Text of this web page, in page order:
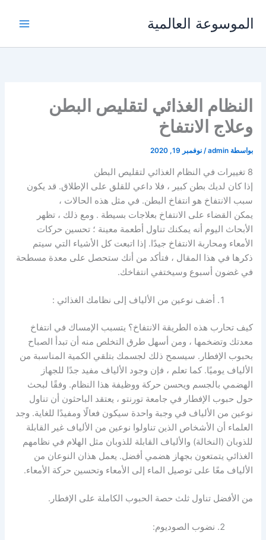
الموسوعة العالمية
النظام الغذائي لتقليص البطن
وعلاج الانتفاخ
بواسطة admin
/نوفمبر 19, 2020
8 تغييرات في النظام الغذائي لتقليص البطن
إذا كان لديك بطن كبير ، فلا داعي للقلق على الإطلاق. قد يكون
سبب الانتفاخ هو انتفاخ البطن. في مثل هذه الحالات ،
يمكن القضاء على الانتفاخ بعلاجات بسيطة . ومع ذلك ، تظهر
الأبحاث اليوم أنه يمكنك تناول أطعمة معينة ؛ تحسين حركات
الأمعاء ومحاربة الانتفاخ جيدًا. إذا اتبعت كل الأشياء التي سيتم
ذكرها في هذا المقال ، فتأكد من أنك ستحصل على معدة مسطحة
في غضون أسبوع وسيختفي انتفاخك.
أضف نوعين من الألياف إلى نظامك الغذائي :
كيف تحارب هذه الطريقة الانتفاخ؟ يتسبب الإمساك في انتفاخ
معدتك وتضخمها ، ومن أسهل طرق التخلص منه أن تبدأ الصباح
بحبوب الإفطار. سيسمح ذلك لجسمك بتلقي الكمية المناسبة من
الألياف يوميًا. كما تعلم ، فإن وجود الألياف مفيد جدًا للجهاز
الهضمي بالجسم ويحسن حركة ووظيفة هذا النظام. وفقًا لبحث
حول حبوب الإفطار في جامعة تورنتو ، يعتقد الباحثون أن تناول
نوعين من الألياف في وجبة واحدة سيكون فعالًا ومفيدًا للغاية. وجد
العلماء أن الأشخاص الذين تناولوا نوعين من الألياف غير القابلة
للذوبان (النخالة) والألياف القابلة للذوبان مثل الهلام في نظامهم
الغذائي يتمتعون بجهاز هضمي أفضل. يعمل هذان النوعان من
الألياف معًا على توصيل الماء إلى الأمعاء وتحسين حركة الأمعاء.
من الأفضل تناول ثلث حصة الحبوب الكاملة على الإفطار.
نضوب الصوديوم: